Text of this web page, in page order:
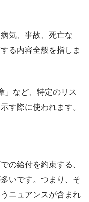
気、事故、死亡な
る内容全般を指しま
」など、特定のリス
す際に使われます。
の給付を約束する、
いです。つまり、そ
ニュアンスが含まれ